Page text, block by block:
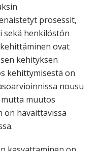
prosessit,
sekä henkilöstön
ovat
kehityksen
kehittymisestä on
nousu
muutos
havaittavissa